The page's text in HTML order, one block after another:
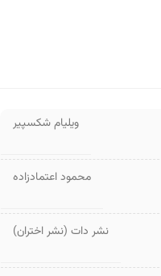
ویلیام شکسپیر
محمود اعتمادزاده
نشر دات (نشر اختران)